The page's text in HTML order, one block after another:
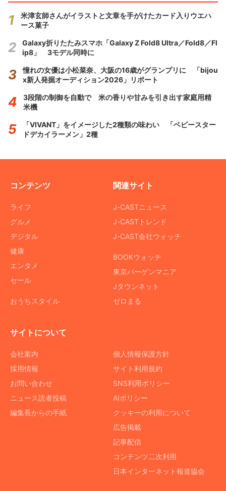
米津玄師さんがイラストと文章を手がけたカード入りウエハ
ース菓子
Galaxy折りたたみスマホ「Galaxy Z Fold8 Ultra／Fold8／Fl
ip8」 3モデル同時に
憧れの女優は小松菜奈、大阪の16歳がグランプリに 「bijou
x新人発掘オーディション2026」リポート
3段階の制御を自動で 米の香りや甘みを引き出す家庭用精
米機
「VIVANT」をイメージした2種類の味わい 「ベビースター
ドデカイラーメン」2種
コンテンツ
ライフ
グルメ
デジタル
健康
エンタメ
セール
おうちスタイル
関連サイト
J-CASTニュース
J-CASTトレンド
J-CAST会社ウォッチ
BOOKウォッチ
東京バーゲンマニア
Jタウンネット
ゼロまる
サイトについて
会社案内
採用情報
お問い合わせ
ニュース読者投稿
編集長からの手紙
個人情報保護方針
サイト利用規約
SNS利用ポリシー
AIポリシー
クッキーの利用について
広告掲載
記事配信
コンテンツ二次利用
日本インターネット報道協会